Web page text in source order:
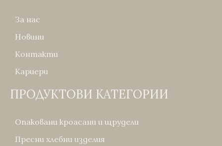
За нас
Новини
Контакти
Кариери
ПРОДУКТОВИ КАТЕГОРИИ
Опаковани кроасани и щрудели
Пресни хлебни изделия